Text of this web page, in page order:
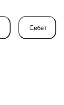
Себет